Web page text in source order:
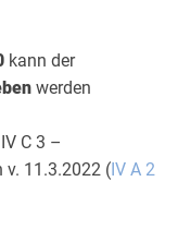
kann der
werden
C 3 –
v. 11.3.2022 (IV A 2